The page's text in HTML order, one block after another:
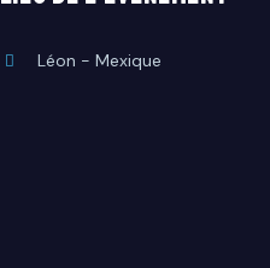
Léon - Mexique